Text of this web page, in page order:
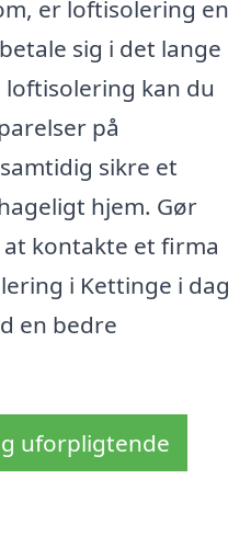
er loftisolering en
sig i det lange
kan du
på
sikre et
hjem. Gør
kontakte et firma
i Kettinge i dag
en bedre
uforpligtende